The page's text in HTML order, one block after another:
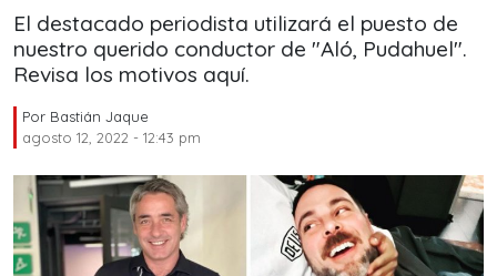
El destacado periodista utilizará el puesto de
nuestro querido conductor de "Aló, Pudahuel".
Revisa los motivos aquí.
Por Bastián Jaque
agosto 12, 2022 - 12:43 pm